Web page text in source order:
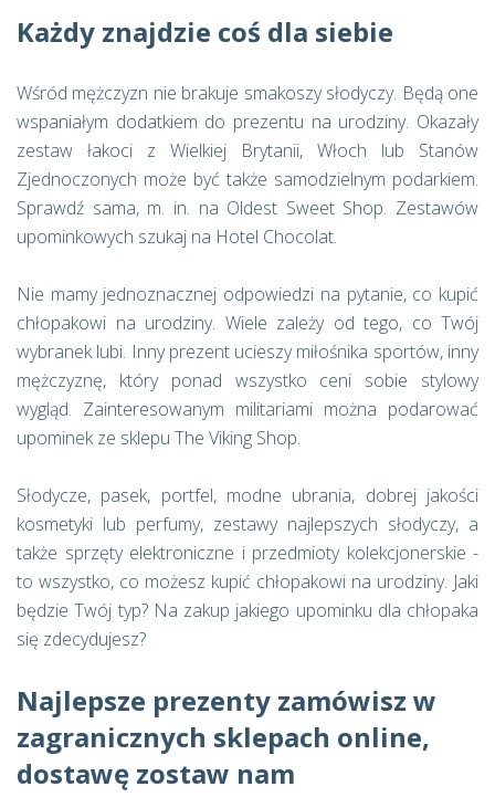
Każdy znajdzie coś dla siebie
Wśród mężczyzn nie brakuje smakoszy słodyczy. Będą one
wspaniałym dodatkiem do prezentu na urodziny. Okazały
zestaw łakoci z Wielkiej Brytanii, Włoch lub Stanów
Zjednoczonych może być także samodzielnym podarkiem.
Sprawdź sama, m. in. na Oldest Sweet Shop. Zestawów
upominkowych szukaj na Hotel Chocolat.
Nie mamy jednoznacznej odpowiedzi na pytanie, co kupić
chłopakowi na urodziny. Wiele zależy od tego, co Twój
wybranek lubi. Inny prezent ucieszy miłośnika sportów, inny
mężczyznę, który ponad wszystko ceni sobie stylowy
wygląd. Zainteresowanym militariami można podarować
upominek ze sklepu The Viking Shop.
Słodycze, pasek, portfel, modne ubrania, dobrej jakości
kosmetyki lub perfumy, zestawy najlepszych słodyczy, a
także sprzęty elektroniczne i przedmioty kolekcjonerskie -
to wszystko, co możesz kupić chłopakowi na urodziny. Jaki
będzie Twój typ? Na zakup jakiego upominku dla chłopaka
się zdecydujesz?
Najlepsze prezenty zamówisz w
zagranicznych sklepach online,
dostawę zostaw nam